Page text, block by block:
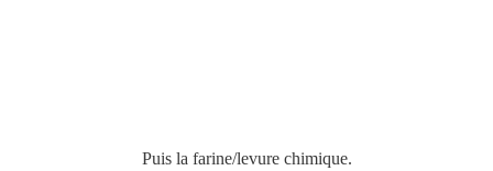
Puis la farine/levure chimique.